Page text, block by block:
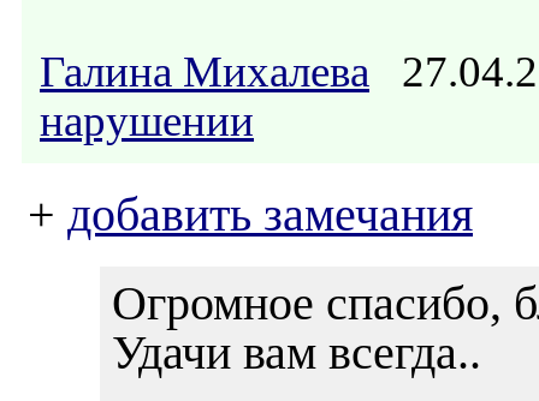
Галина Михалева
нарушении
+ добавить замечания
Огромное спасибо,
Удачи вам всегда..